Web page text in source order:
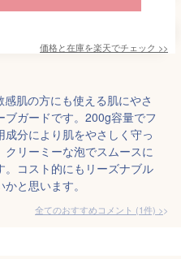
価格と在庫を楽天でチェック >>
肌の方にも使える肌にやさ
ブガードです。200g容量でフ
分により肌をやさしく守っ
リーミーな泡でスムースに
コスト的にもリーズナブル
と思います。
全てのおすすめコメント (1件) >